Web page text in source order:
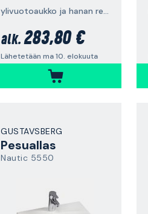
ylivuotoaukko ja hanan reikä
alk. 283,80 €
Lähetetään ma 10. elokuuta
GUSTAVSBERG
Pesuallas
Nautic 5550